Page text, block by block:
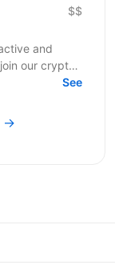
$$
and
our crypto
of...
See
→